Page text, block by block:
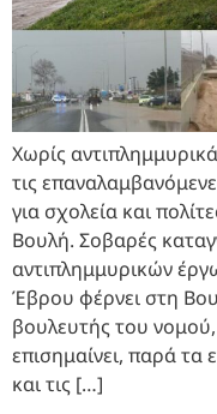
Χωρίς
τις
για σχολεία και
Βουλή. Σοβαρές
αντιπλημμυρικών
Έβρου φέρνει στη
βουλευτής του
επισημαίνει, παρά τα
και τις […]